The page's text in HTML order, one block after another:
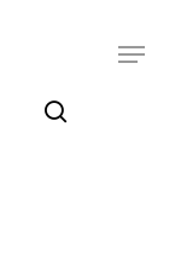
search
Menu